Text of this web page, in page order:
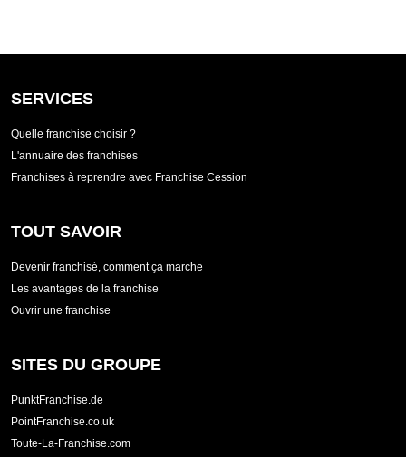
SERVICES
Quelle franchise choisir ?
L'annuaire des franchises
Franchises à reprendre avec Franchise Cession
TOUT SAVOIR
Devenir franchisé, comment ça marche
Les avantages de la franchise
Ouvrir une franchise
SITES DU GROUPE
PunktFranchise.de
PointFranchise.co.uk
Toute-La-Franchise.com